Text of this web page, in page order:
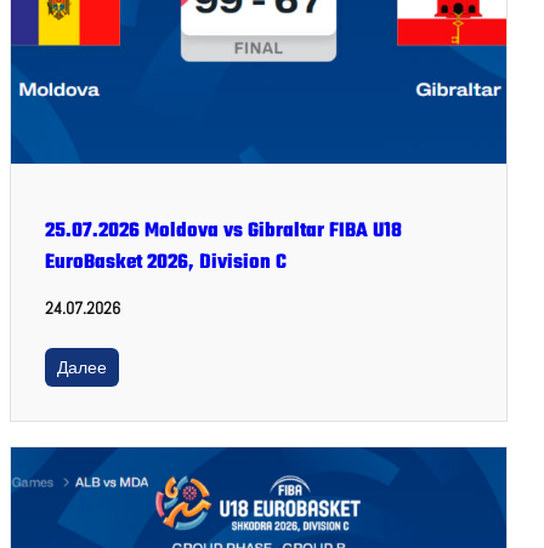
25.07.2026 Moldova vs Gibraltar FIBA U18
EuroBasket 2026, Division C
24.07.2026
Далее